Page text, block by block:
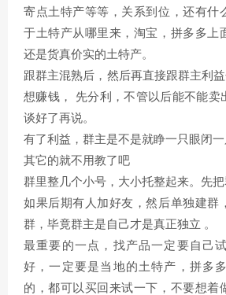
寄点土特产等等，关系到位，还有什
于土特产从哪里来，淘宝，拼多多上
还是货真价实的土特产。
跟群主混熟后，然后再直接跟群主利
想赚钱， 先分利，不管以后能不能卖
谈好了再说。
有了利益，群主是不是就睁一只眼闭一
其它的就不用教了吧
群里整几个小号，大小托整起来。先把
如果后期有人加好友，然后单独建群
群，毕竟群主是自己才是真正独立 。
最重要的一点，找产品一定要自己
好，一定要是当地的土特产，拼多
的，都可以买回来试一下，不要想着